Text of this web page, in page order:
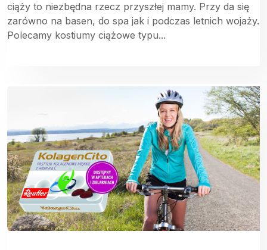
ciąży to niezbędna rzecz przyszłej mamy. Przy da się
zarówno na basen, do spa jak i podczas letnich wojaży.
Polecamy kostiumy ciążowe typu...